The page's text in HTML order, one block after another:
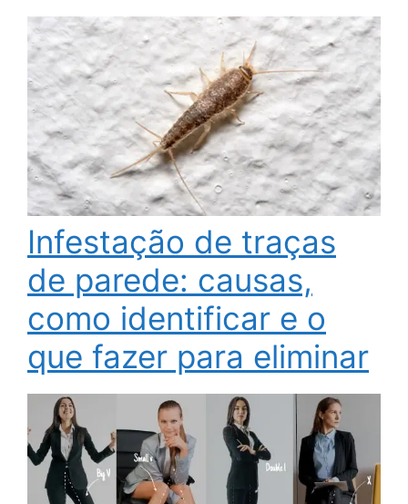
Infestação de traças
de parede: causas,
como identificar e o
que fazer para eliminar